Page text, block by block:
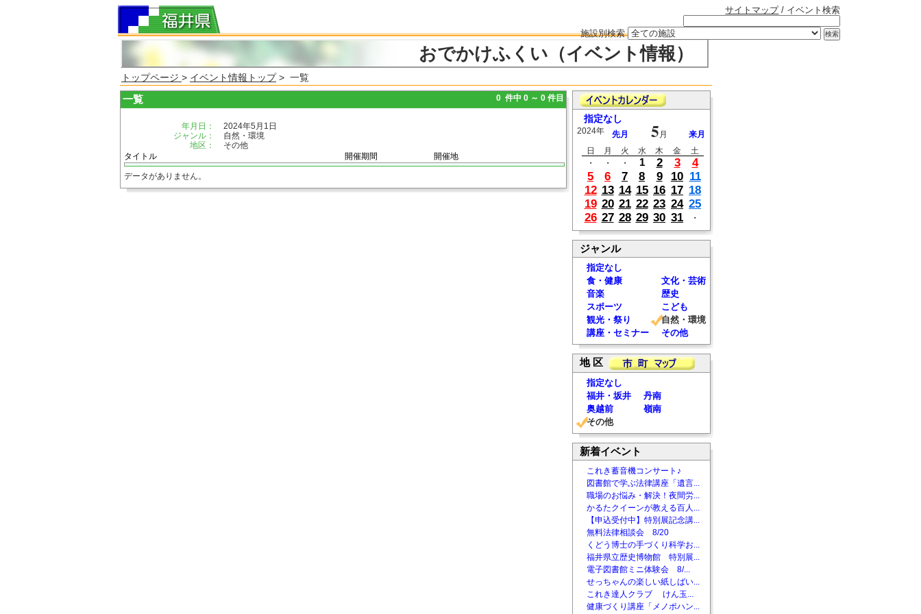
サイトマップ/ イベント検索
施設別検索
おでかけふくい（イベント情報）
トップページ > イベント情報トップ> 一覧
一覧 0 件中 0 ～ 0 件目
年月日：
2024年5月1日
ジャンル：
自然・環境
地区：
その他
タイトル
開催期間 開催地
データがありません。
指定なし
2024年 先月 5 月
来月
日
月 火 水 木 金
土
・
・ ・ 1 2 3
4
5
6 7 8 9 10 11
12 13 14 15 16 17 18
19 20 21 22 23 24 25
26 27 28 29 30 31 ・
ジャンル
指定なし
食・健康
文化・芸術
音楽
歴史
スポーツ
こども
観光・祭り
自然・環境
講座・セミナー
その他
地 区
指定なし
福井・坂井
丹南
奥越前
嶺南
その他
新着イベント
これき蓄音機コンサート♪
図書館で学ぶ法律講座「遺言...
職場のお悩み・解決！夜間労...
かるたクイーンが教える百人...
【申込受付中】特別展記念講...
無料法律相談会 8/20
くどう博士の手づくり科学お...
福井県立歴史博物館 特別展...
電子図書館ミニ体験会 8/...
せっちゃんの楽しい紙しばい...
これき達人クラブ けん玉...
健康づくり講座「メノポハン...